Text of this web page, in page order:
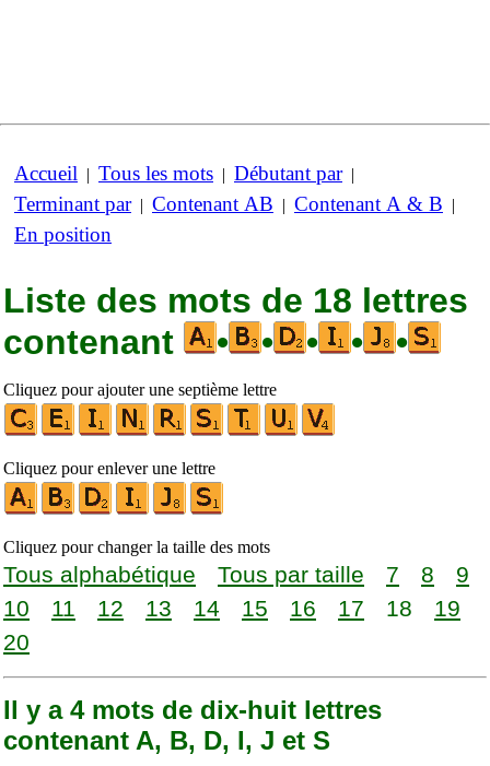
Accueil | Tous les mots | Débutant par|
Terminant par| Contenant AB | Contenant A & B |
En position
Liste des mots de 18 lettres
contenant
• • • • •
Cliquez pour ajouter une septième lettre
Cliquez pour enlever une lettre
Cliquez pour changer la taille des mots
Tous alphabétique Tous par taille 7 8
9
10
11 12 13 14 15 16 17 18
19
20
Il y a 4 mots de dix-huit lettres
contenant A, B, D, I, J et S